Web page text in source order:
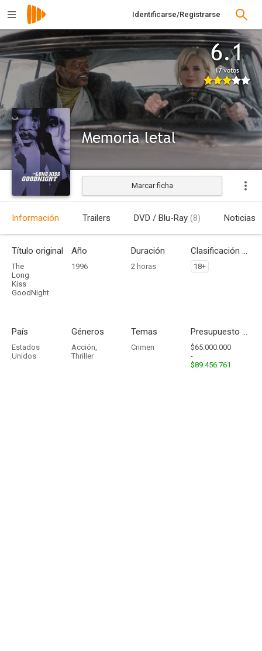
Identificarse/Registrarse
6.1
17 votos
Memoria letal
Estrenada
Marcar ficha
Información Trailers DVD / Blu-Ray (8) Noticias
Título original
The
Long
Kiss
GoodNight
Año
1996
Duración
2 horas
Clasificación por edades
18+
País
Estados
Unidos
Géneros
Acción,
Thriller
Temas
Crimen
Presupuesto - Ingresos
$65.000.000
-
$89.456.761